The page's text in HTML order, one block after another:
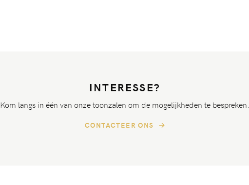
INTERESSE?
Kom langs in één van onze toonzalen om de mogelijkheden te bespreken.
CONTACTEER ONS